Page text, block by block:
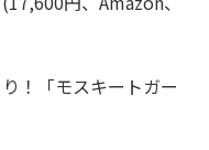
！「モスキートガー